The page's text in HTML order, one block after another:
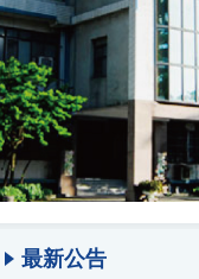
最新公告